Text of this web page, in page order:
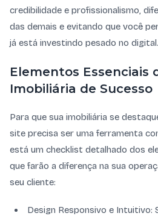
credibilidade e profissionalismo,
das demais e evitando que você
já está investindo pesado no digital.
Elementos Essenciais
Imobiliária de Sucesso
Para que sua imobiliária se
site precisa ser uma ferramenta
está um checklist detalhado dos
que farão a diferença na sua
seu cliente:
Design Responsivo e Intuitivo: